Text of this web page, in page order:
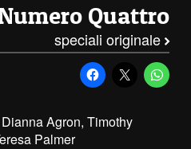
Quattro
speciali originale
Agron, Timothy
Palmer